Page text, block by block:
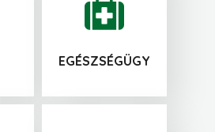
EGÉSZSÉGÜGY